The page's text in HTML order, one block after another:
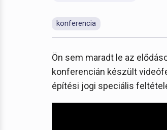
konferencia
Ön sem maradt le az
konferencián készült
építési jogi speciális